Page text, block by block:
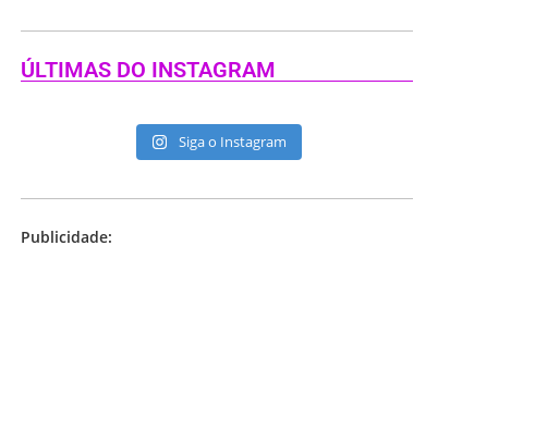
ÚLTIMAS DO INSTAGRAM
Siga o Instagram
Publicidade: